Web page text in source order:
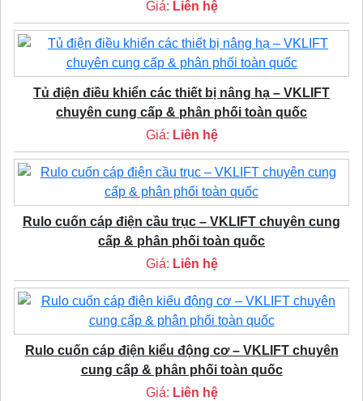
Giá: Liên hệ
Tủ điện điều khiển các thiết bị nâng hạ – VKLIFT
chuyên cung cấp & phân phối toàn quốc
Giá: Liên hệ
Rulo cuốn cáp điện cầu trục – VKLIFT chuyên cung
cấp & phân phối toàn quốc
Giá: Liên hệ
Rulo cuốn cáp điện kiểu động cơ – VKLIFT chuyên
cung cấp & phân phối toàn quốc
Giá: Liên hệ